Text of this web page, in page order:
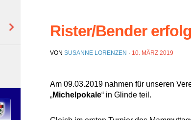
Rister/Bender
VON SUSANNE LORENZEN · 10. MÄRZ 2019
Am 09.03.2019 nahmen für unseren
„Michelpokale“ in Glinde teil.